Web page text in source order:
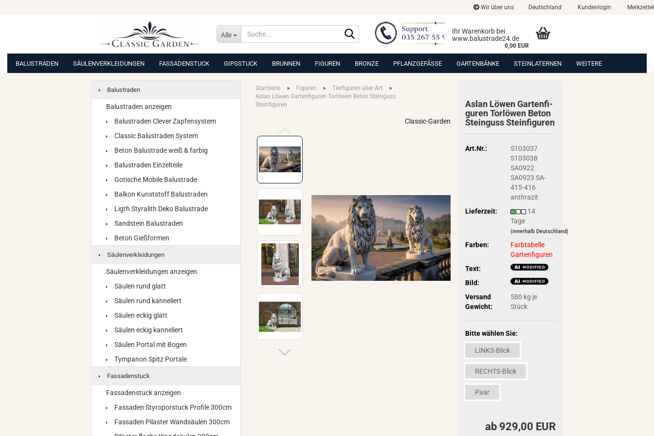
Wir über uns Deutschland Kundenlogin Merkzettel
Alle
Suche...
Ihr Warenkorb bei
www.balustrade24.de
0,00 EUR
BALUSTRADEN SÄULENVERKLEIDUNGEN FASSADENSTUCK GIPSSTUCK BRUNNEN FIGUREN BRONZE PFLANZGEFÄSSE GARTENBÄNKE STEINLATERNEN WEITERE
Startseite » Figuren » Tierfiguren aller Art »
Aslan Löwen Gartenfiguren Torlöwen Beton Steinguss
Steinfiguren
Classic-Garden
Aslan Löwen Gar­ten­fi­
gu­ren Tor­lö­wen Beton
Stein­guss Stein­fi­gu­ren
Art.Nr.:
S103037
S103038
SA0922
SA0923 SA-
415-416
anthrazit
Lieferzeit:
14
Tage
(innerhalb Deutschland)
Farben:
Farbtabelle
Gartenfiguren
Text:
Bild:
Versand
Gewicht:
580 kg je
Stück
Bitte wählen Sie:
LINKS-Blick
RECHTS-Blick
Paar
ab 929,00 EUR
Balustraden
Balustraden anzeigen
Balustraden Clever Zapfensystem
Classic Balustraden System
Beton Balustrade weiß & farbig
Balustraden Einzelteile
Gotische Mobile Balustrade
Balkon Kunststoff Balustraden
Ligth Styralith Deko Balustrade
Sandstein Balustraden
Beton Gießformen
Säulenverkleidungen
Säulenverkleidungen anzeigen
Säulen rund glatt
Säulen rund kanneliert
Säulen eckig glatt
Säulen eckig kanneliert
Säulen Portal mit Bogen
Tympanon Spitz Portale
Fassadenstuck
Fassadenstuck anzeigen
Fassaden Styroporstuck Profile 300cm
Fassaden Pilaster Wandsäulen 300cm